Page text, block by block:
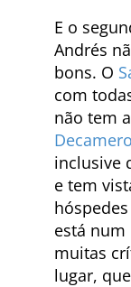
E o
Andrés
bons. O
com
não tem
inclusive
e tem
está num
muitas
lugar,